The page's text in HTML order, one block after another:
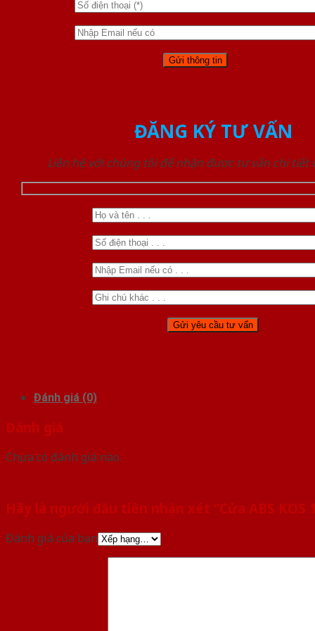
ĐĂNG KÝ TƯ VẤN
Liên hệ với chúng tôi để nhận được tư vấn chi tiết
Đánh giá (0)
Đánh giá
Chưa có đánh giá nào.
Hãy là người đầu tiên nhận xét “Cửa ABS KOS
Đánh giá của bạn